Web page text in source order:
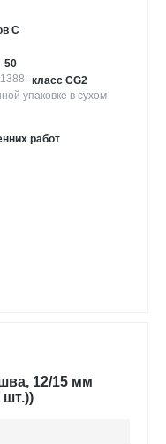
С
50
класс CG2
упаковке в сухом
работ
12/15 мм
шт.))